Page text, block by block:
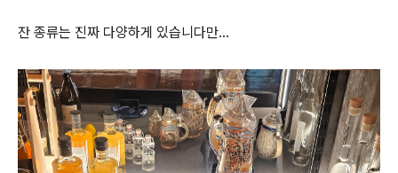
잔 종류는 진짜 다양하게 있습니다만...